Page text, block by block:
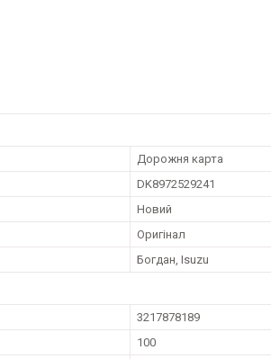
Дорожня карта
DK8972529241
Новий
Оригінал
Богдан, Isuzu
3217878189
100